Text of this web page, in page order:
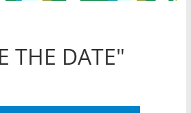
THE DATE"